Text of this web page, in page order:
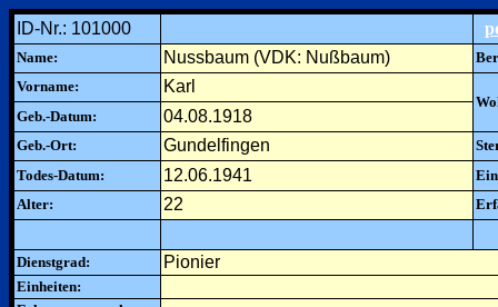
ID-Nr.: 101000
Name: Nussbaum (VDK: Nußbaum)
Vorname:
Karl
Geb.-Datum:
04.08.1918
Geb.-Ort: Gundelfingen
Todes-Datum:
12.06.1941
Alter:
22
Dienstgrad: Pionier
Einheiten: